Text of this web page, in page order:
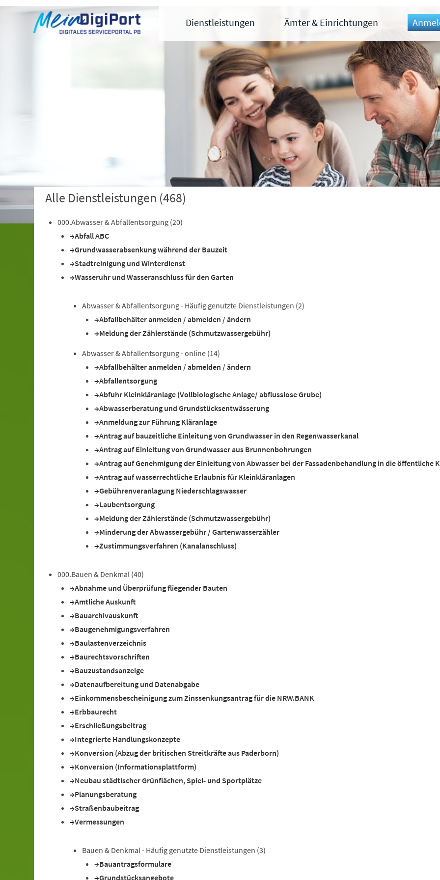
Digitales Serviceportal Paderborn
Zur Hauptnavigation
Zum Inhalt
Zum Footer
Dienstleistungen Ämter & Einrichtungen
Alle Dienstleistungen (468)
000.Abwasser & Abfallentsorgung (20)
Abfall ABC
Grundwasserabsenkung während der Bauzeit
Stadtreinigung und Winterdienst
Wasseruhr und Wasseranschluss für den Garten
Abwasser & Abfallentsorgung - Häufig genutzte Dienstleistungen (2)
Abfallbehälter anmelden / abmelden / ändern
Meldung der Zählerstände (Schmutzwassergebühr)
Abwasser & Abfallentsorgung - online (14)
Abfallbehälter anmelden / abmelden / ändern
Abfallentsorgung
Abfuhr Kleinkläranlage (Vollbiologische Anlage/ abflusslose Grube)
Abwasserberatung und Grundstücksentwässerung
Anmeldung zur Führung Kläranlage
Antrag auf bauzeitliche Einleitung von Grundwasser in den Regenwasserkanal
Antrag auf Einleitung von Grundwasser aus Brunnenbohrungen
Antrag auf Genehmigung der Einleitung von Abwasser bei der Fassadenbehandlung in die öffentliche
Antrag auf wasserrechtliche Erlaubnis für Kleinkläranlagen
Gebührenveranlagung Niederschlagswasser
Laubentsorgung
Meldung der Zählerstände (Schmutzwassergebühr)
Minderung der Abwassergebühr / Gartenwasserzähler
Zustimmungsverfahren (Kanalanschluss)
000.Bauen & Denkmal (40)
Abnahme und Überprüfung fliegender Bauten
Amtliche Auskunft
Bauarchivauskunft
Baugenehmigungsverfahren
Baulastenverzeichnis
Baurechtsvorschriften
Bauzustandsanzeige
Datenaufbereitung und Datenabgabe
Einkommensbescheinigung zum Zinssenkungsantrag für die NRW.BANK
Erbbaurecht
Erschließungsbeitrag
Integrierte Handlungskonzepte
Konversion (Abzug der britischen Streitkräfte aus Paderborn)
Konversion (Informationsplattform)
Neubau städtischer Grünflächen, Spiel- und Sportplätze
Planungsberatung
Straßenbaubeitrag
Vermessungen
Bauen & Denkmal - Häufig genutzte Dienstleistungen (3)
Bauantragsformulare
Grundstücksangebote